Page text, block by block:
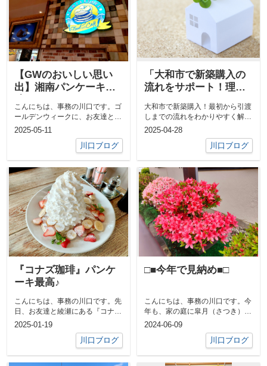
【GWのおいしい思い
出】湘南パンケーキで
ナナ＆エスプレッソム
ースの極上パンケーキ
こんにちは、事務の川口です。ゴ
ールデンウィークに、お友達と一
緒に「湘南パンケーキ 」へ。お
2025-05-11
川口ブログ
「大和市で新築購入の
流れをサポート！理想
に」
大和市で新築購入！最初から引渡
しまでの流れをわかりやすく解
説。 ① 資金計画を立てよう 無...
2025-04-28
川口ブログ
『コナズ珈琲』パンケ
ーキ最高♪
こんにちは、事務の川口です。先
日、お友達と綾瀬にある『コナズ
珈琲』へ行って来ました。フワッ
2025-01-19
川口ブログ
□■今年で見納め■□
こんにちは、事務の川口です。今
年も、家の庭に皐月（さつき）が
咲きました！！今年で家の庭に咲
2024-06-09
川口ブログ